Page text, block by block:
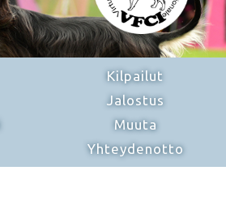
Kilpailut
Jalostus
Muuta
Yhteydenotto